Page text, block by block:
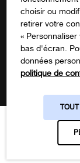
Suivez-nous sur
choisir ou
retirer votre
«
bas d'écran.
données
politique de